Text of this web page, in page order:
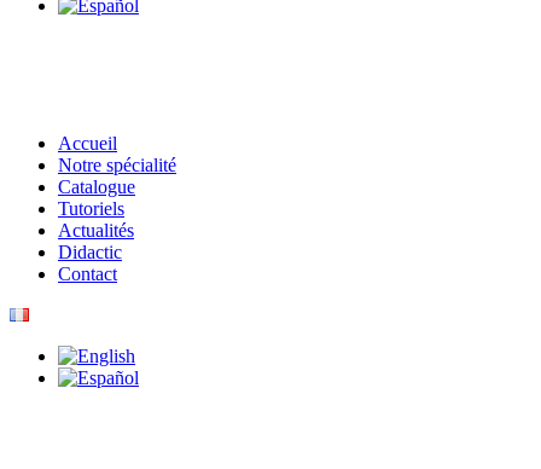
Accueil
Notre spécialité
Catalogue
Tutoriels
Actualités
Didactic
Contact